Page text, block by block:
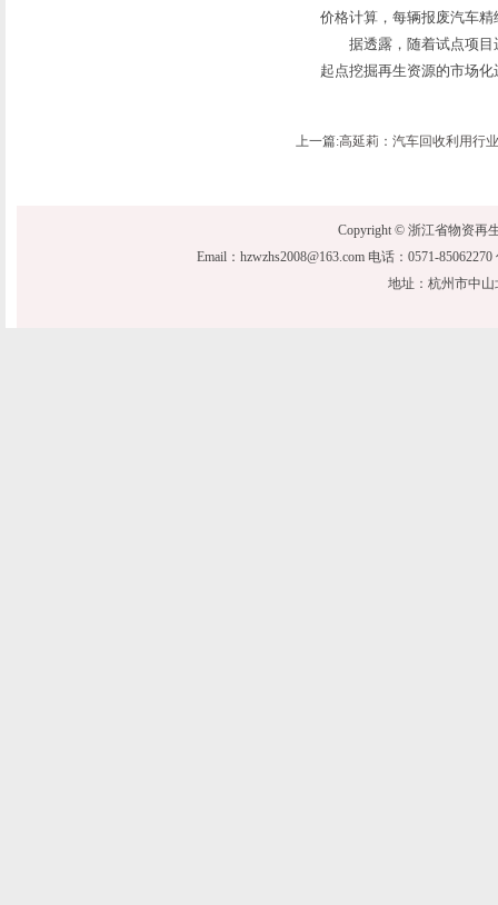
价格计算，每辆报废汽车
据透露，随着试点项目
起点挖掘再生资源的市场化
上一篇:高延莉：汽车回收利用行
Copyright © 浙江省物资再
Email：hzwzhs2008@163.com 电话：0571-
地址：杭州市中山